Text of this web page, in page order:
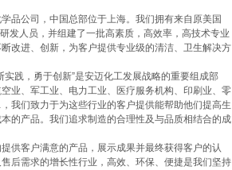
品公司，中国总部位于上海。我们拥有来自原美国
发人员，并组建了一批高素质，高效率，高技术专业
改进、创新，为客户提供专业级的清洁、卫生解决方
践，勇于创新”是安迈化工发展战略的重要组成部
业、军工业、电力工业、医疗服务机构、印刷业、零
我们致力于为这些行业的客户提供能帮助他们提高生
的产品。我们追求制造的合理性及与品质相结合的成
供客户满意的产品，展示成果并最终获得客户的认
后需求的增长性行业，高效、环保、便捷是我们坚持